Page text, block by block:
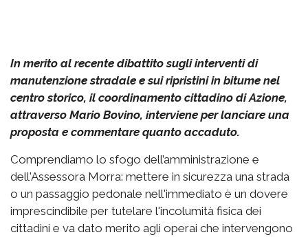
In merito al recente dibattito sugli interventi di
manutenzione stradale e sui ripristini in bitume nel
centro storico, il coordinamento cittadino di Azione,
attraverso Mario Bovino, interviene per lanciare una
proposta e commentare quanto accaduto.
Comprendiamo lo sfogo dell’amministrazione e
dell'Assessora Morra: mettere in sicurezza una strada
o un passaggio pedonale nell'immediato è un dovere
imprescindibile per tutelare l'incolumità fisica dei
cittadini e va dato merito agli operai che intervengono